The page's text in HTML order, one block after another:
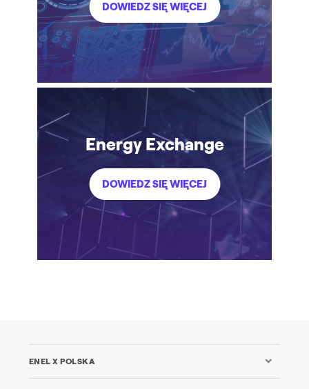
DOWIEDZ SIĘ WIĘCEJ
Energy Exchange
DOWIEDZ SIĘ WIĘCEJ
ENEL X POLSKA